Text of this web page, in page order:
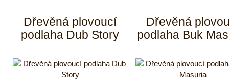
Dřevěná plovoucí
podlaha Dub Story
Dřevěná
podlaha Buk